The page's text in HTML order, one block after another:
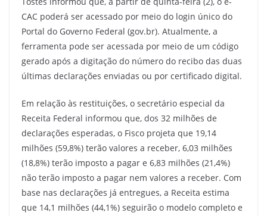
CAC poderá ser acessado por meio do login único do
Portal do Governo Federal (gov.br). Atualmente, a
ferramenta pode ser acessada por meio de um código
gerado após a digitação do número do recibo das duas
últimas declarações enviadas ou por certificado digital.
Em relação às restituições, o secretário especial da
Receita Federal informou que, dos 32 milhões de
declarações esperadas, o Fisco projeta que 19,14
milhões (59,8%) terão valores a receber, 6,03 milhões
(18,8%) terão imposto a pagar e 6,83 milhões (21,4%)
não terão imposto a pagar nem valores a receber. Com
base nas declarações já entregues, a Receita estima
que 14,1 milhões (44,1%) seguirão o modelo completo e